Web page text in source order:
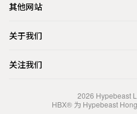
其他网站
关于我们
关注我们
2026 Hypebeast
HBX® 为 Hypebeast